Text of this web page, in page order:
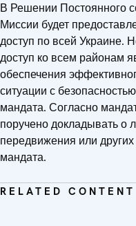
В Решении Постоянного
Миссии будет
доступ по всей Украине.
доступ ко всем районам
обеспечения
ситуации с
мандата. Согласно
поручено докладывать о
передвижения или
мандата.
RELATED CONTENT